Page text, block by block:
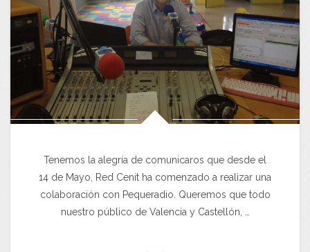
Tenemos la alegría de comunicaros que desde el
14 de Mayo, Red Cenit ha comenzado a realizar una
colaboración con Pequeradio. Queremos que todo
nuestro público de Valencia y Castellón, …